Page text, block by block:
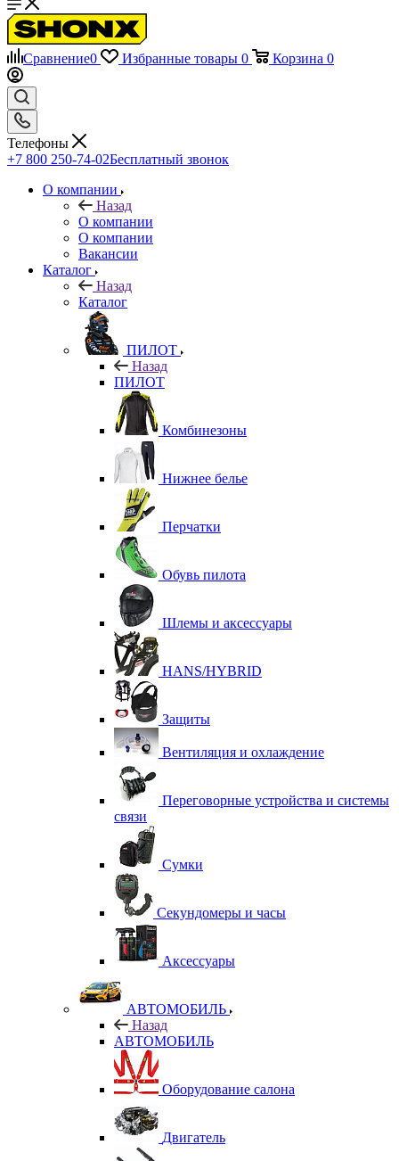
Сравнение0 Избранные товары 0 Корзина 0
Телефоны
+7 800 250-74-02Бесплатный звонок
О компании
Назад
О компании
О компании
Вакансии
Каталог
Назад
Каталог
ПИЛОТ
Назад
ПИЛОТ
Комбинезоны
Нижнее белье
Перчатки
Обувь пилота
Шлемы и аксессуары
HANS/HYBRID
Защиты
Вентиляция и охлаждение
Переговорные устройства и системы
связи
Сумки
Секундомеры и часы
Аксессуары
АВТОМОБИЛЬ
Назад
АВТОМОБИЛЬ
Оборудование салона
Двигатель